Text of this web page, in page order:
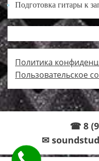
Подготовка гитары к
Политика
Пользовательское
☎ 8
✉